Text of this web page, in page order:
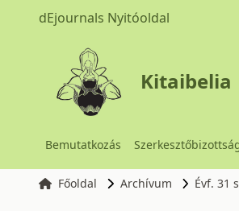
dEjournals Nyitóoldal
Kitaibelia
Bemutatkozás
Főoldal Archívum Évf. 31